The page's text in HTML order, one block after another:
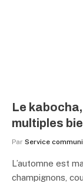
Le
multiples
Par Service
L’automne est
champignons,